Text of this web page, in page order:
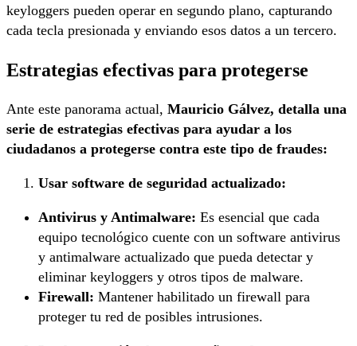
keyloggers pueden operar en segundo plano, capturando
cada tecla presionada y enviando esos datos a un tercero.
Estrategias efectivas para protegerse
Ante este panorama actual, Mauricio Gálvez, detalla una
serie de estrategias efectivas para ayudar a los
ciudadanos a protegerse contra este tipo de fraudes:
Usar software de seguridad actualizado:
Antivirus y Antimalware: Es esencial que cada
equipo tecnológico cuente con un software antivirus
y antimalware actualizado que pueda detectar y
eliminar keyloggers y otros tipos de malware.
Firewall: Mantener habilitado un firewall para
proteger tu red de posibles intrusiones.